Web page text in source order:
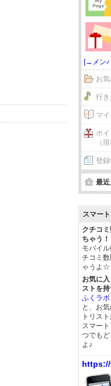
[→メン
お気
行き
マ
ポ
（
登
最
スマー
クチコ
ちゃう！
モバイ
チコミ
ゃうよ☆
お気に
ストを持
ふくラ
と、お
トリス
スマー
つでも
よ♪